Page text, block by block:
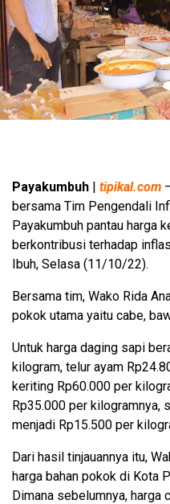
Payakumbuh | tipikal.com
bersama Tim Pengendali
Payakumbuh pantau harga
berkontribusi terhadap
Ibuh, Selasa (11/10/22).
Bersama tim, Wako Rida
pokok utama yaitu cabe,
Untuk harga daging sapi
kilogram, telur ayam
keriting Rp60.000 per
Rp35.000 per kilogramnya,
menjadi Rp15.500 per
Dari hasil tinjauannya itu,
harga bahan pokok di Kota
Dimana sebelumnya, harga